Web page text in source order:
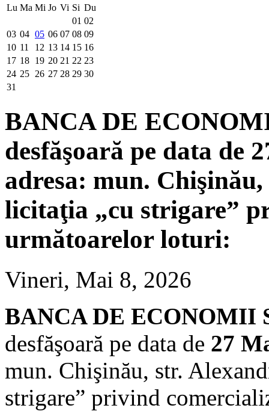
Lu Ma Mi Jo Vi Si Du
01 02
03 04 05 06 07 08 09
10 11 12 13 14 15 16
17 18 19 20 21 22 23
24 25 26 27 28 29 30
31
BANCA DE
desfăşoară pe data de
adresa: mun.
licitaţia „cu strigare”
următoarelor loturi:
Vineri, Мai 8, 2026
BANCA DE ECONOMII
desfăşoară pe data de 27
mun. Chişinău, str.
strigare” privind